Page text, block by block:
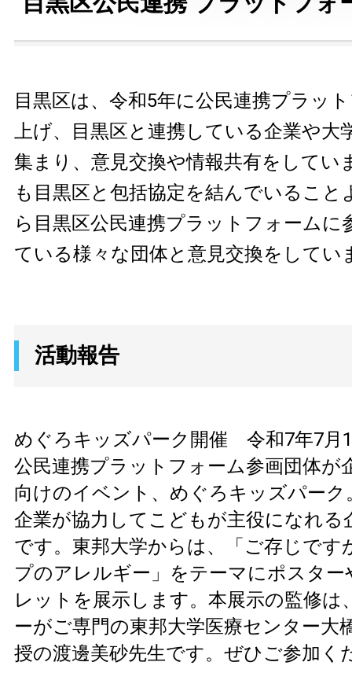
目黒区は、令和5年に公民連携プラッ
上げ、目黒区と連携している企業や大
集まり、意見交換や情報共有をしてい
も目黒区と包括協定を結んでいること
ら目黒区公民連携プラットフォームに
ている様々な団体と意見交換をしてい
活動報告
めぐろキッズパーク開催 令和7年7月
公民連携プラットフォーム参画団体が
向けのイベント、めぐろキッズパーク
企業が協力してこどもが主役になれる
です。東邦大学からは、「ご存じです
プのアレルギー」をテーマにポスター
レットを展示します。本展示の監修は
ーがご専門の東邦大学医療センター大
授の渡邊美砂先生です。ぜひご参加く